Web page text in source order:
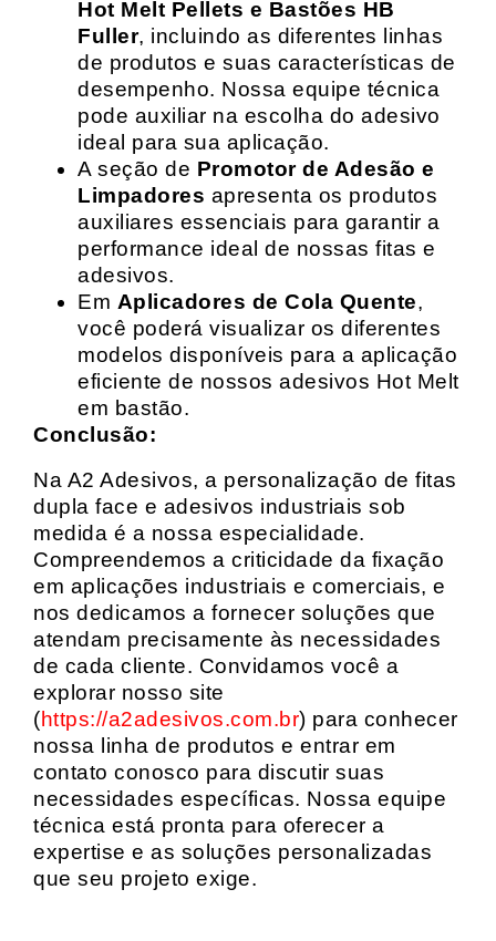
Hot Melt Pellets e Bastões HB
Fuller, incluindo as diferentes linhas
de produtos e suas características de
desempenho. Nossa equipe técnica
pode auxiliar na escolha do adesivo
ideal para sua aplicação.
A seção de Promotor de Adesão e
Limpadores apresenta os produtos
auxiliares essenciais para garantir a
performance ideal de nossas fitas e
adesivos.
Em Aplicadores de Cola Quente,
você poderá visualizar os diferentes
modelos disponíveis para a aplicação
eficiente de nossos adesivos Hot Melt
em bastão.
Conclusão:
Na A2 Adesivos, a personalização de fitas
dupla face e adesivos industriais sob
medida é a nossa especialidade.
Compreendemos a criticidade da fixação
em aplicações industriais e comerciais, e
nos dedicamos a fornecer soluções que
atendam precisamente às necessidades
de cada cliente. Convidamos você a
explorar nosso site
(https://a2adesivos.com.br) para conhecer
nossa linha de produtos e entrar em
contato conosco para discutir suas
necessidades específicas. Nossa equipe
técnica está pronta para oferecer a
expertise e as soluções personalizadas
que seu projeto exige.